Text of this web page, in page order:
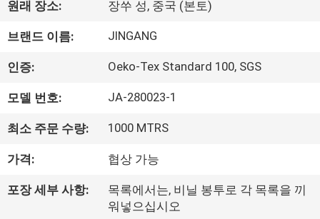
우
리
에
여
원래 장소: 장쑤 성, 중국 (본토)
브랜드 이름: JINGANG
인증: Oeko-Tex Standard 100, SGS
모델 번호: JA-280023-1
최소 주문 수량: 1000 MTRS
가격: 협상 가능
포장 세부 사항:
목록에서는, 비닐 봉투로 각 목록을 끼
워넣으십시오